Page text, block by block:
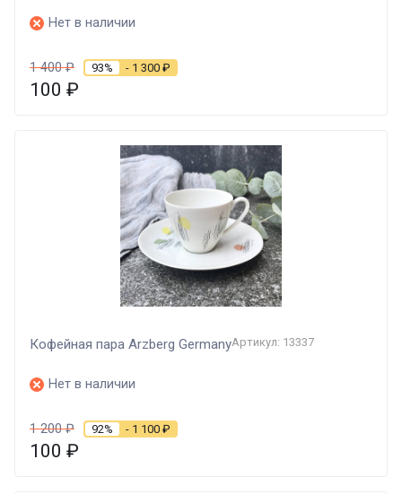
Нет в наличии
1 400₽ 93% - 1 300 ₽
100 ₽
Кофейная пара Arzberg GermanyАртикул: 13337
Нет в наличии
1 200₽ 92% - 1 100 ₽
100 ₽